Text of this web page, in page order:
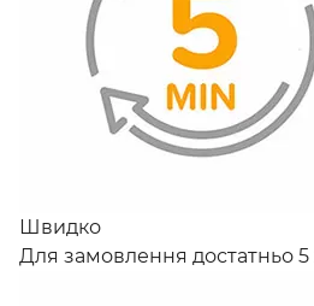
Швидко
Для замовлення достатньо